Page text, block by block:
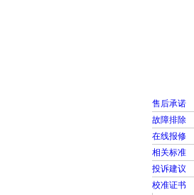
售后承诺
故障排除
在线报修
相关标准
投诉建议
校准证书